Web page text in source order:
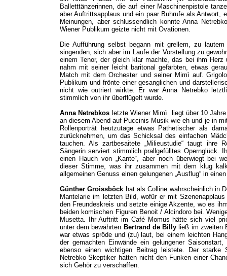
Balletttänzerinnen, die auf einer Maschinenpistole
aber Auftrittsapplaus und ein paar Buhrufe als Antwort,
Meinungen, aber schlussendlich konnte Anna
Wiener Publikum geizte nicht mit Ovationen.
Die Aufführung selbst begann mit grellem, zu
singenden, sich aber im Laufe der Vorstellung zu
einem Tenor, der gleich klar machte, das bei ihm
nahm mit seiner leicht baritonal gefärbten, etwas
Match mit dem Orchester und seiner Mimì auf.
Publikum und frönte einer gesanglichen und
nicht wie outriert wirkte. Er war Anna Netrebko
stimmlich von ihr überflügelt wurde.
Anna Netrebkos letzte Wiener Mimì liegt über 10
an diesem Abend auf Puccinis Musik wie eh und je in
Rollenporträt heutzutage etwas Pathetischer als
zurücknehmen, um das Schicksal des einfachen
tauchen. Als zartbesaitete „Milieustudie“ taugt ihre
Sängerin serviert stimmlich prallgefülltes Opernglück.
einen Hauch von „Kante“, aber noch überwiegt bei
dieser Stimme, was ihr zusammen mit dem klug
allgemeinen Genuss einen gelungenen „Ausflug“ in
Günther Groissböck hat als Colline wahrscheinlich in
Mantelarie im letzten Bild, wofür er mit
den Freundeskreis und setzte einige Akzente, wo es
beiden komischen Figuren Benoit / Alcindoro bei.
Musetta. Ihr Auftritt im Café Momus hätte sich viel
unter dem bewährten Bertrand de Billy ließ im zweiten
war etwas spröde und (zu) laut, bei einem leichten
der gemachten Einwände ein gelungener
ebenso einen wichtigen Beitrag leistete.
Der starke
Netrebko-Skeptiker hatten nicht den Funken einer
sich Gehör zu verschaffen.